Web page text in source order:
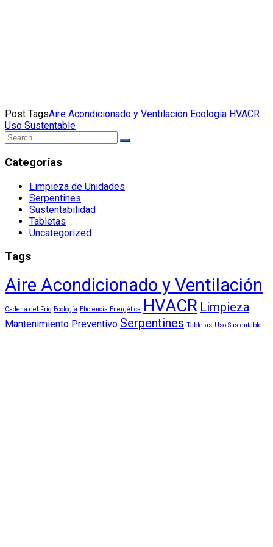
Post TagsAire Acondicionado y Ventilación Ecología HVACR
Uso Sustentable
Categorías
Limpieza de Unidades
Serpentines
Sustentabilidad
Tabletas
Uncategorized
Tags
Aire Acondicionado y Ventilación
Cadena del Frío Ecología Eficiencia Energética HVACR Limpieza
Mantenimiento Preventivo Serpentines Tabletas Uso Sustentable